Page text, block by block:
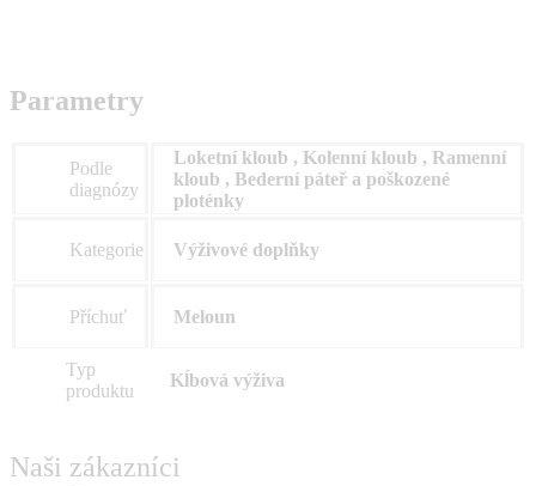
Parametry
Podle
diagnózy
Loketní kloub , Kolenní kloub , Ramenní
kloub , Bederní páteř a poškozené
ploténky
Kategorie Výživové doplňky
Příchuť Meloun
Typ
produktu
Kĺbová výživa
Naši zákazníci